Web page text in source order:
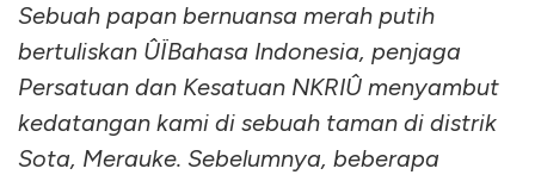
Sebuah papan bernuansa merah putih
bertuliskan ÛÏBahasa Indonesia, penjaga
Persatuan dan Kesatuan NKRIÛ menyambut
kedatangan kami di sebuah taman di distrik
Sota, Merauke. Sebelumnya, beberapa